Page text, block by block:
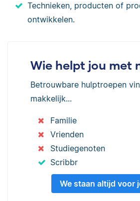
Technieken, producten of
ontwikkelen.
Wie helpt jou met
Betrouwbare hulptroepen
makkelijk...
Familie
Vrienden
Studiegenoten
Scribbr
We staan altijd voor